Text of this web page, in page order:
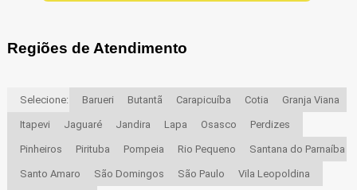
Regiões de Atendimento
Selecione: Barueri Butantã Carapicuíba Cotia Granja Viana
Itapevi Jaguaré Jandira Lapa Osasco Perdizes
Pinheiros Pirituba Pompeia Rio Pequeno Santana do Parnaíba
Santo Amaro São Domingos São Paulo Vila Leopoldina